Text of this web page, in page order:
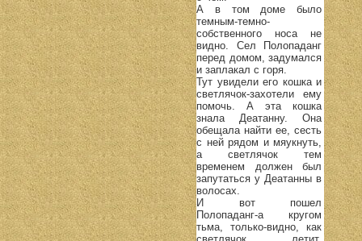
А в том доме было
темным-темно-
собственного носа не
видно. Сел Полопаданг
перед домом, задумался
и заплакал с горя.
Тут увидели его кошка и
светлячок-захотели ему
помочь. А эта кошка
знала Деатанну. Она
обещала найти ее, сесть
с ней рядом и мяукнуть,
а светлячок тем
временем должен был
запутаться у Деатанны в
волосах.
И вот пошел
Полопаданг-а кругом
тьма, только-видно, как